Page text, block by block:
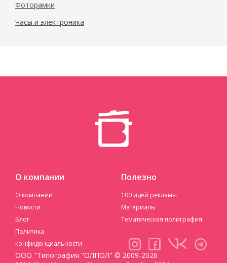
Фоторамки
Часы и электроника
О компании
О компании
Новости
Блог
Политика
конфиденциальности
Полезно
100 идей рекламы
Материалы
Тематическая полиграфия
ООО "Типография "ОЛПОЛ" © 2009-2026